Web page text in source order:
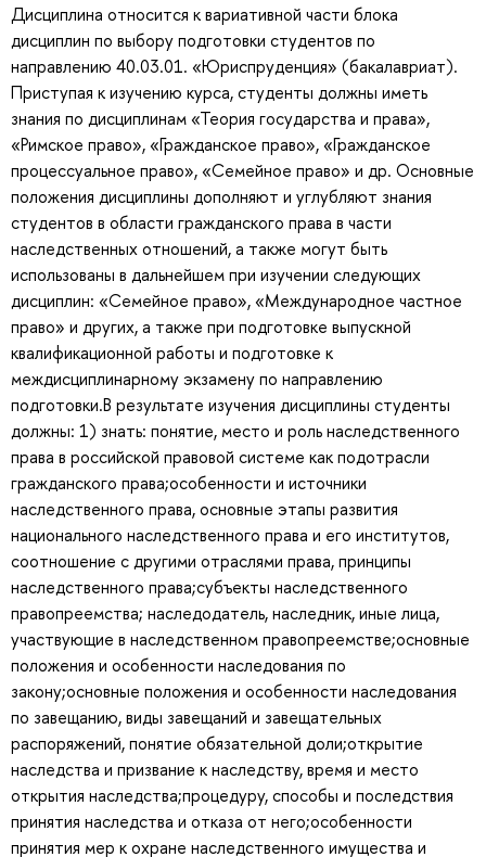
Дисциплина относится к вариативной части блока
дисциплин по выбору подготовки студентов по
направлению 40.03.01. «Юриспруденция» (бакалавриат).
Приступая к изучению курса, студенты должны иметь
знания по дисциплинам «Теория государства и права»,
«Римское право», «Гражданское право», «Гражданское
процессуальное право», «Семейное право» и др. Основные
положения дисциплины дополняют и углубляют знания
студентов в области гражданского права в части
наследственных отношений, а также могут быть
использованы в дальнейшем при изучении следующих
дисциплин: «Семейное право», «Международное частное
право» и других, а также при подготовке выпускной
квалификационной работы и подготовке к
междисциплинарному экзамену по направлению
подготовки.В результате изучения дисциплины студенты
должны: 1) знать: понятие, место и роль наследственного
права в российской правовой системе как подотрасли
гражданского права;особенности и источники
наследственного права, основные этапы развития
национального наследственного права и его институтов,
соотношение с другими отраслями права, принципы
наследственного права;субъекты наследственного
правопреемства; наследодатель, наследник, иные лица,
участвующие в наследственном правопреемстве;основные
положения и особенности наследования по
закону;основные положения и особенности наследования
по завещанию, виды завещаний и завещательных
распоряжений, понятие обязательной доли;открытие
наследства и призвание к наследству, время и место
открытия наследства;процедуру, способы и последствия
принятия наследства и отказа от него;особенности
принятия мер к охране наследственного имущества и